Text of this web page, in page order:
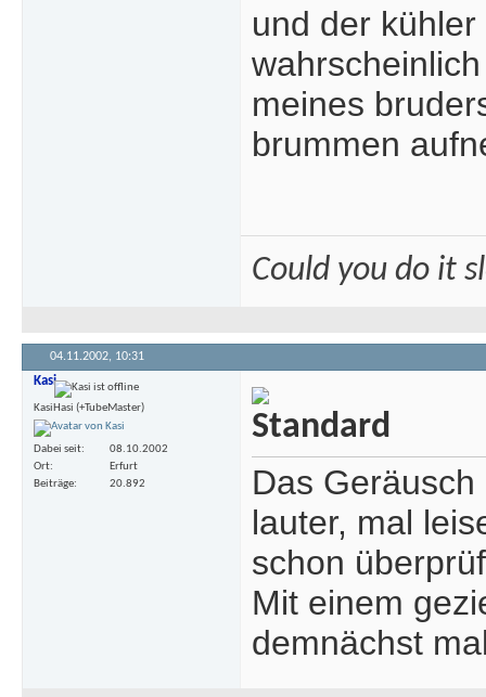
und der
meines
brummen
Could you do it
04.11.2002, 10:31
Kasi
KasiHasi (+TubeMaster)
Dabei seit
08.10.2002
Ort
Erfurt
Beiträge
20.892
Das
lauter, mal
schon
Mit einem
demnächst